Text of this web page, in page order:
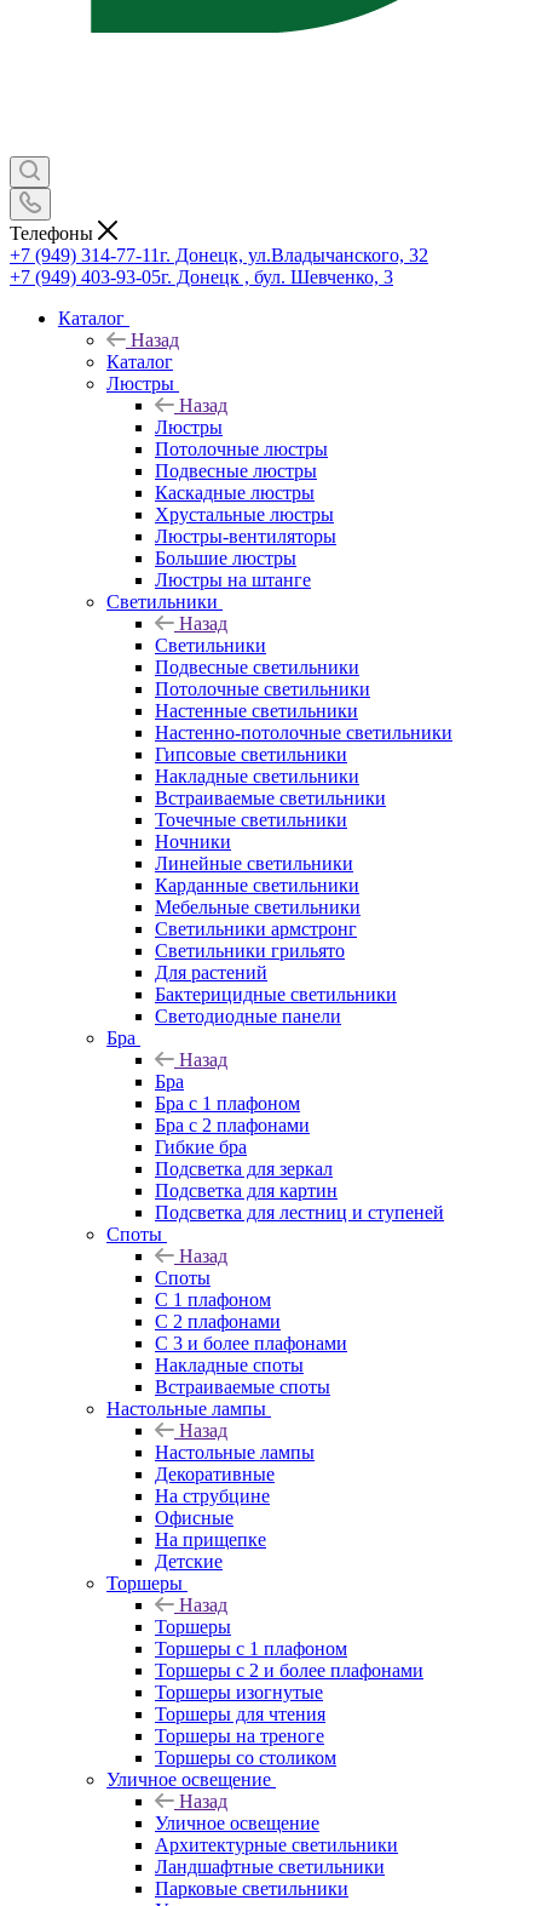
Телефоны
+7 (949) 314-77-11г. Донецк, ул.Владычанского, 32
+7 (949) 403-93-05г. Донецк , бул. Шевченко, 3
Каталог
Назад
Каталог
Люстры
Назад
Люстры
Потолочные люстры
Подвесные люстры
Каскадные люстры
Хрустальные люстры
Люстры-вентиляторы
Большие люстры
Люстры на штанге
Светильники
Назад
Светильники
Подвесные светильники
Потолочные светильники
Настенные светильники
Настенно-потолочные светильники
Гипсовые светильники
Накладные светильники
Встраиваемые светильники
Точечные светильники
Ночники
Линейные светильники
Карданные светильники
Мебельные светильники
Светильники армстронг
Светильники грильято
Для растений
Бактерицидные светильники
Светодиодные панели
Бра
Назад
Бра
Бра с 1 плафоном
Бра с 2 плафонами
Гибкие бра
Подсветка для зеркал
Подсветка для картин
Подсветка для лестниц и ступеней
Споты
Назад
Споты
С 1 плафоном
С 2 плафонами
С 3 и более плафонами
Накладные споты
Встраиваемые споты
Настольные лампы
Назад
Настольные лампы
Декоративные
На струбцине
Офисные
На прищепке
Детские
Торшеры
Назад
Торшеры
Торшеры с 1 плафоном
Торшеры с 2 и более плафонами
Торшеры изогнутые
Торшеры для чтения
Торшеры на треноге
Торшеры со столиком
Уличное освещение
Назад
Уличное освещение
Архитектурные светильники
Ландшафтные светильники
Парковые светильники